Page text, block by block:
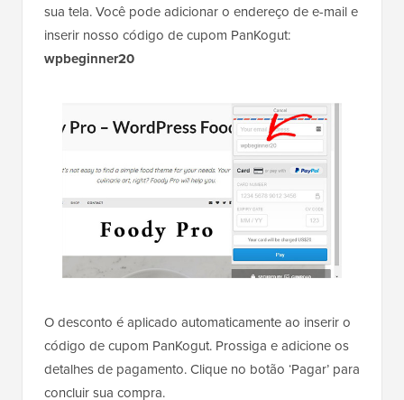
sua tela. Você pode adicionar o endereço de e-mail e
inserir nosso código de cupom PanKogut:
wpbeginner20
O desconto é aplicado automaticamente ao inserir o
código de cupom PanKogut. Prossiga e adicione os
detalhes de pagamento. Clique no botão ‘Pagar’ para
concluir sua compra.